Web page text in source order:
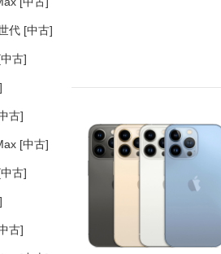
代 [中古]
古]
古]
[中古]
古]
古]